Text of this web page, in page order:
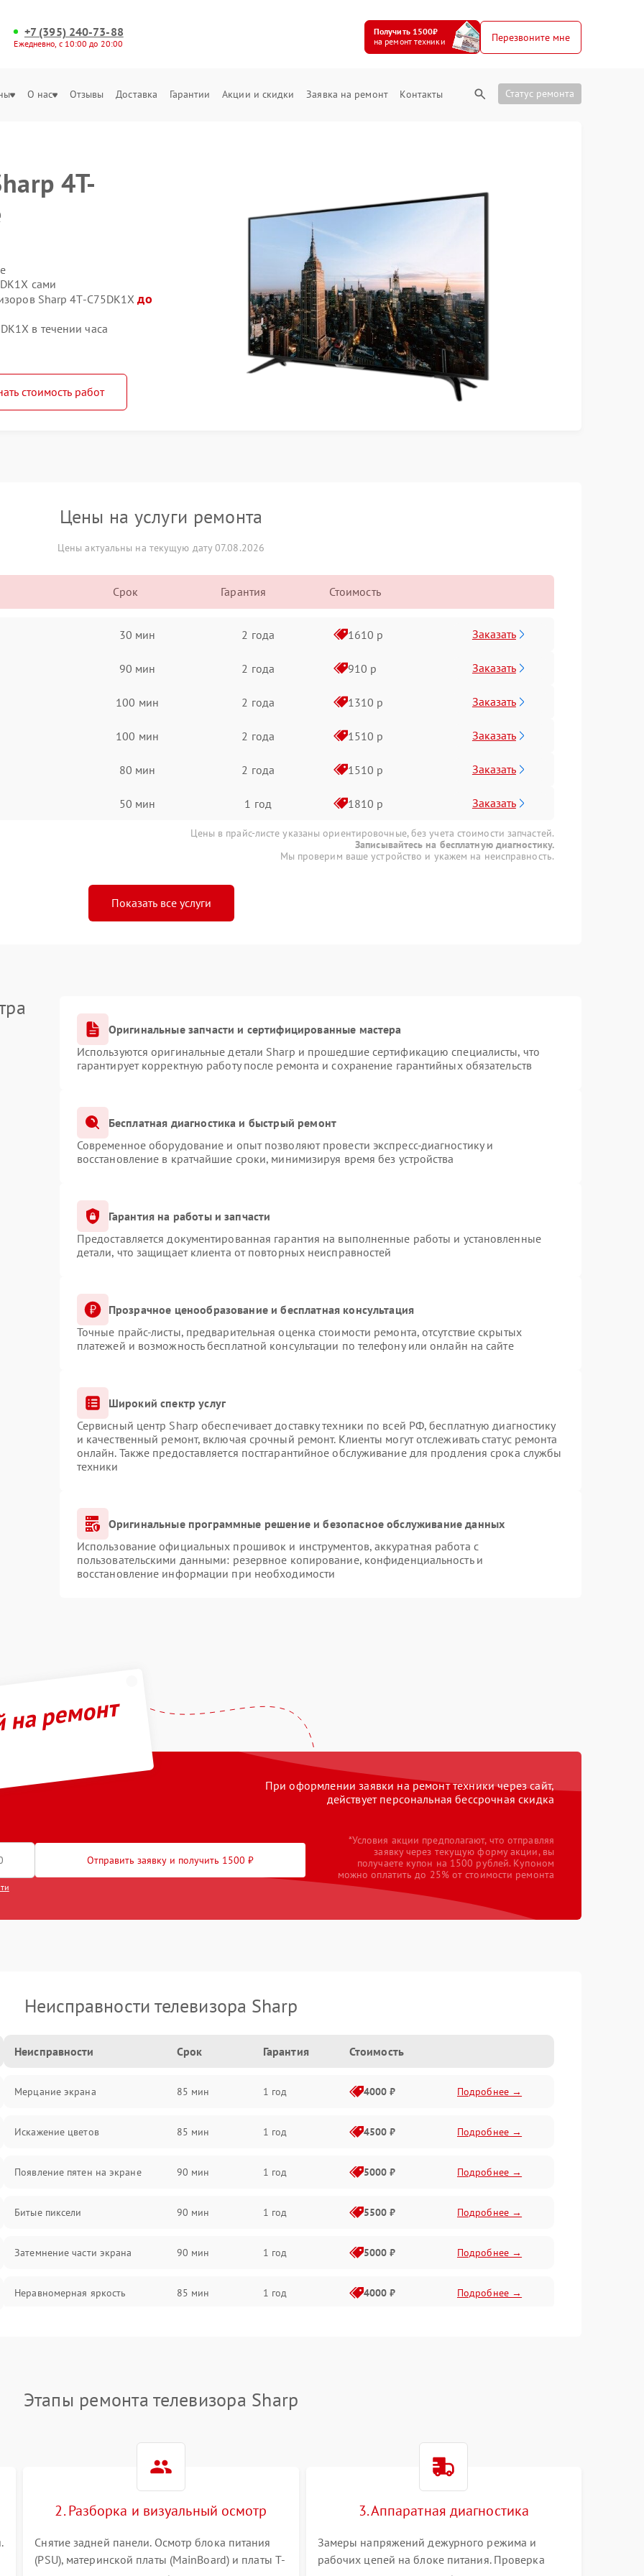
+7 (395) 240-73-88
Ежедневно, с 10:00 до 20:00
Получить 1500₽
на ремонт техники
Перезвоните мне
О нас Отзывы Доставка Гарантии Акции и скидки Заявка на ремонт Контакты Статус ремонта
4T-
сами
Sharp 4T-C75DK1Xдо
в течении часа
стоимость работ
Цены на услуги ремонта
Цены актуальны на текущую дату 07.08.2026
Срок Гарантия Стоимость
30 мин 2 года 1610 р Заказать
90 мин 2 года 910 р Заказать
100 мин 2 года 1310 р Заказать
100 мин 2 года 1510 р Заказать
80 мин 2 года 1510 р Заказать
50 мин 1 год 1810 р Заказать
Цены в прайс-листе указаны ориентировочные, без учета стоимости запчастей.
Записывайтесь на бесплатную диагностику.
Мы проверим ваше устройство и укажем на неисправность.
Показать все услуги
Оригинальные запчасти и сертифицированные мастера
Используются оригинальные детали Sharp и прошедшие сертификацию специалисты, что
гарантирует корректную работу после ремонта и сохранение гарантийных обязательств
Бесплатная диагностика и быстрый ремонт
Современное оборудование и опыт позволяют провести экспресс-диагностику и
восстановление в кратчайшие сроки, минимизируя время без устройства
Гарантия на работы и запчасти
Предоставляется документированная гарантия на выполненные работы и установленные
детали, что защищает клиента от повторных неисправностей
Прозрачное ценообразование и бесплатная консультация
Точные прайс-листы, предварительная оценка стоимости ремонта, отсутствие скрытых
платежей и возможность бесплатной консультации по телефону или онлайн на сайте
Широкий спектр услуг
Сервисный центр Sharp обеспечивает доставку техники по всей РФ, бесплатную диагностику
и качественный ремонт, включая срочный ремонт. Клиенты могут отслеживать статус ремонта
онлайн. Также предоставляется постгарантийное обслуживание для продления срока службы
техники
Оригинальные программные решение и безопасное обслуживание данных
Использование официальных прошивок и инструментов, аккуратная работа с
пользовательскими данными: резервное копирование, конфиденциальность и
восстановление информации при необходимости
ремонт
При оформлении заявки на ремонт техники через сайт,
действует персональная бессрочная скидка
Отправить заявку и получить 1500 ₽
*Условия акции предполагают, что отправляя
заявку через текущую форму акции, вы
получаете купон на 1500 рублей. Купоном
можно оплатить до 25% от стоимости ремонта
Неисправности телевизора Sharp
Неисправности Срок Гарантия Стоимость
Мерцание экрана 85 мин 1 год 4000 ₽ Подробнее →
Искажение цветов 85 мин 1 год 4500 ₽ Подробнее →
Появление пятен на экране 90 мин 1 год 5000 ₽ Подробнее →
Битые пиксели 90 мин 1 год 5500 ₽ Подробнее →
Затемнение части экрана 90 мин 1 год 5000 ₽ Подробнее →
Неравномерная яркость 85 мин 1 год 4000 ₽ Подробнее →
Этапы ремонта телевизора Sharp
2. Разборка и визуальный осмотр
Снятие задней панели. Осмотр блока питания
(PSU), материнской платы (MainBoard) и платы T-
3. Аппаратная диагностика
Замеры напряжений дежурного режима и
рабочих цепей на блоке питания. Проверка